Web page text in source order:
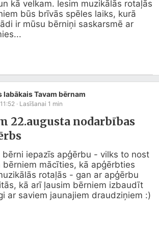
kā velkam. Iesim muzikālās rotaļās
būs brīvās spēles laiks, kurā
ir mūsu bērniņi saskarsmē ar
labākais Tavam bērnam
· Lasīšanai 1 min
22.augusta nodarbības
iepazīs apģērbu - vilks to nost
bērniem mācīties, kā apģērbties
rotaļās - gan ar apģērbu
kā arī ļausim bērniem izbaudīt
ar saviem jaunajiem draudziņiem :)